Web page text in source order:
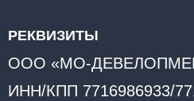
РЕКВИЗИТЫ
ООО «МО-
ИНН/КПП 7716986933/